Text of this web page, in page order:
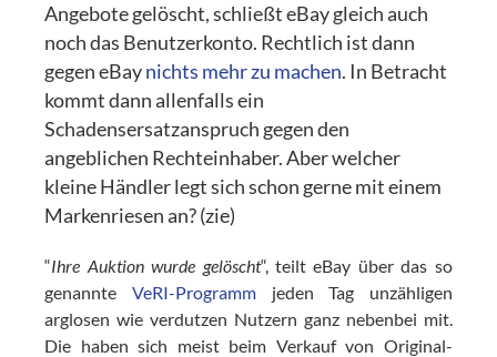
Angebote gelöscht, schließt eBay gleich auch
noch das Benutzerkonto. Rechtlich ist dann
gegen eBaynichts mehr zu machen. In Betracht
kommt dann allenfalls ein
Schadensersatzanspruch gegen den
angeblichen Rechteinhaber. Aber welcher
kleine Händler legt sich schon gerne mit einem
Markenriesen an? (zie)
“Ihre Auktion wurde gelöscht“, teilt eBay über das so
genannte VeRI-Programmjeden Tag unzähligen
arglosen wie verdutzen Nutzern ganz nebenbei mit.
Die haben sich meist beim Verkauf von Original-